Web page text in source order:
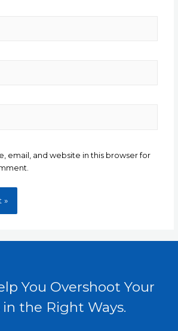
email, and website in this browser for
You Overshoot Your
in the Right Ways.